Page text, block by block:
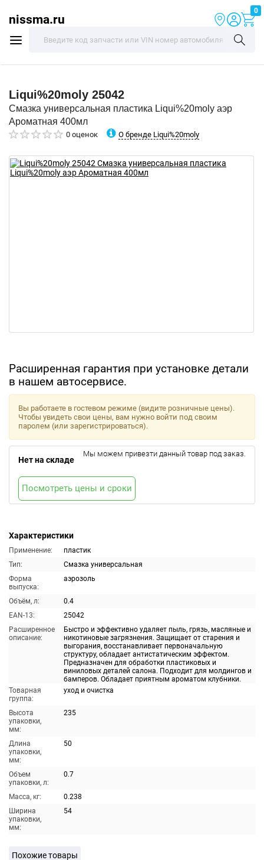
nissma.ru
0
Liqui%20moly 25042
Смазка универсальная пластика Liqui%20moly аэр
Ароматная 400мл
0 оценок О бренде Liqui%20moly
Расширенная гарантия при установке детали
в нашем автосервисе.
Характеристики
Применение:
пластик
Тип:
Смазка универсальная
Форма
выпуска:
аэрозоль
Объём, л:
0.4
EAN-13:
25042
Расширенное
описание:
Быстро и эффективно удаляет пыль, грязь, масляные и
никотиновые загрязнения. Защищает от старения и
выгорания, восстанавливает первоначальную
структуру, обладает антистатическим эффектом.
Предназначен для обработки пластиковых и
виниловых деталей салона. Подходит для молдингов и
бамперов. Обладает приятным ароматом клубники.
Товарная
группа:
уход и очистка
Высота
упаковки,
мм:
235
Длина
упаковки,
мм:
50
Объем
упаковки, л:
0.7
Масса, кг:
0.238
Ширина
упаковки,
мм:
54
Вы работаете в гостевом режиме (видите розничные цены).
Чтобы увидеть свои цены, вам нужно войти под своим
паролем (или зарегистрироваться).
Нет на складе
Мы можем привезти данный товар под заказ.
Посмотреть цены и сроки
Похожие товары